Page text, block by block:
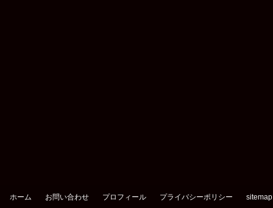
ホーム お問い合わせ プロフィール プライバシーポリシー sitemap